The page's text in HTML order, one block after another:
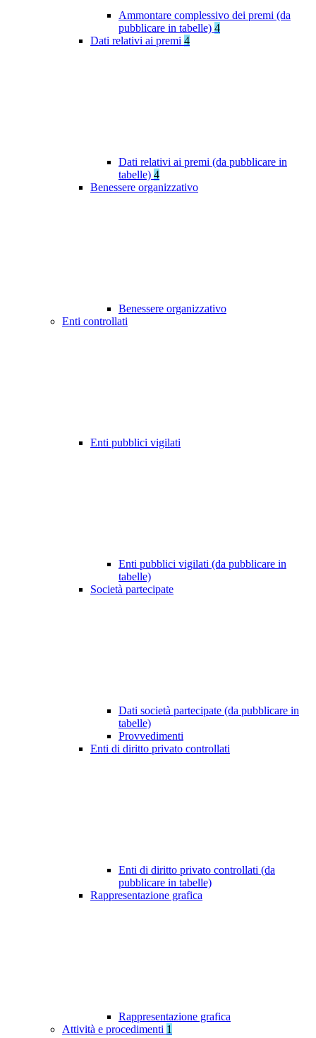
Ammontare complessivo dei premi (da
pubblicare in tabelle) 4
Dati relativi ai premi 4
Dati relativi ai premi (da pubblicare in
tabelle) 4
Benessere organizzativo
Benessere organizzativo
Enti controllati
Enti pubblici vigilati
Enti pubblici vigilati (da pubblicare in
tabelle)
Società partecipate
Dati società partecipate (da pubblicare in
tabelle)
Provvedimenti
Enti di diritto privato controllati
Enti di diritto privato controllati (da
pubblicare in tabelle)
Rappresentazione grafica
Rappresentazione grafica
Attività e procedimenti 1